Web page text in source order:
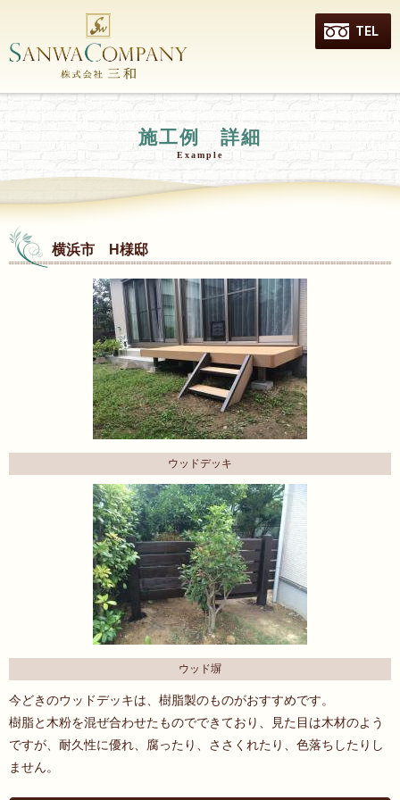
TEL
施工例 詳細
Example
横浜市 H様邸
ウッドデッキ
ウッド塀
今どきのウッドデッキは、樹脂製のものがおすすめです。
樹脂と木粉を混ぜ合わせたものでできており、見た目は木材のよう
ですが、耐久性に優れ、腐ったり、ささくれたり、色落ちしたりし
ません。